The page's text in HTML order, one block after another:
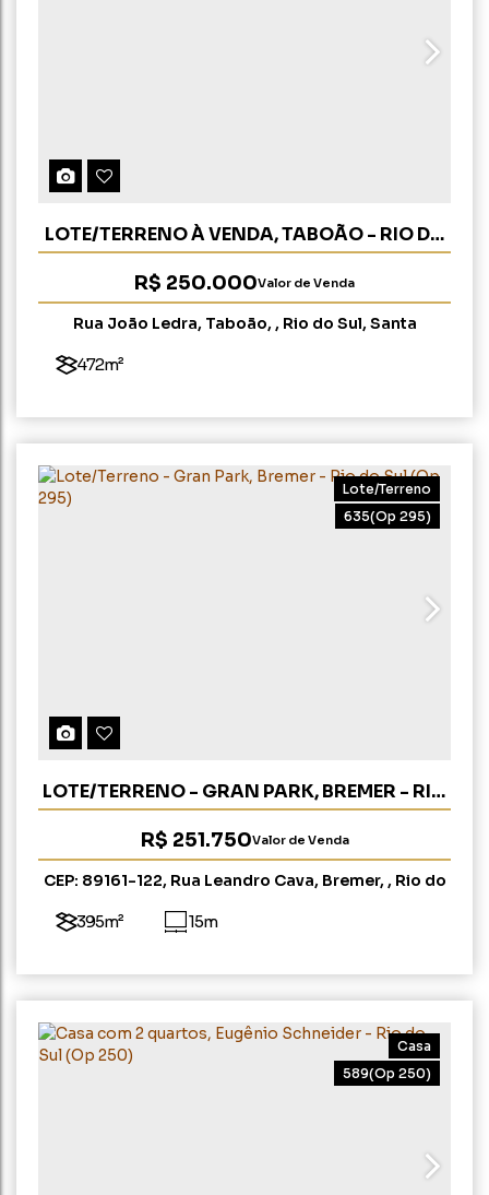
LOTE/TERRENO À VENDA, TABOÃO - RIO DO
SUL (OP 56)
R$ 250.000Valor de Venda
Rua João Ledra, Taboão , Rio do Sul, Santa
472m²
635(Op 295)
Lote/Terreno
LOTE/TERRENO - GRAN PARK, BREMER - RIO
DO SUL (OP 295)
R$ 251.750Valor de Venda
CEP: 89161-122, Rua Leandro Cava, Bremer , Rio do
395m² 15m
589(Op 250)
Casa